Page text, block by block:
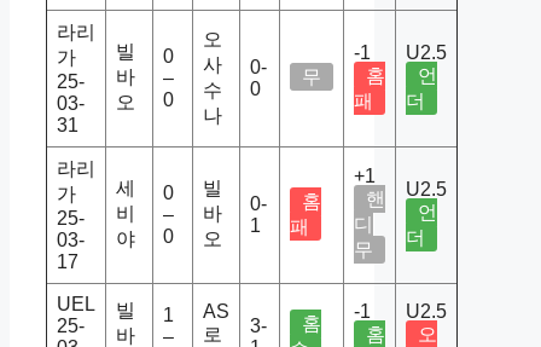
라리
가
25-
03-
31
빌
바
오
0
–
0
오
사
수
나
0-
0
무
-1
홈
패
U2.5
언
더
라리
가
25-
03-
17
세
비
야
0
–
0
빌
바
오
0-
1
홈
패
+1
핸
디
무
U2.5
언
더
UEL
25-
빌
바
1
–
AS
로
3-
홈
-1
홈
U2.5
오